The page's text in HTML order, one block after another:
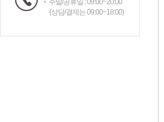
주말/공휴일 : 09:00~20:00
(상담/결제는 09:00~18:00)